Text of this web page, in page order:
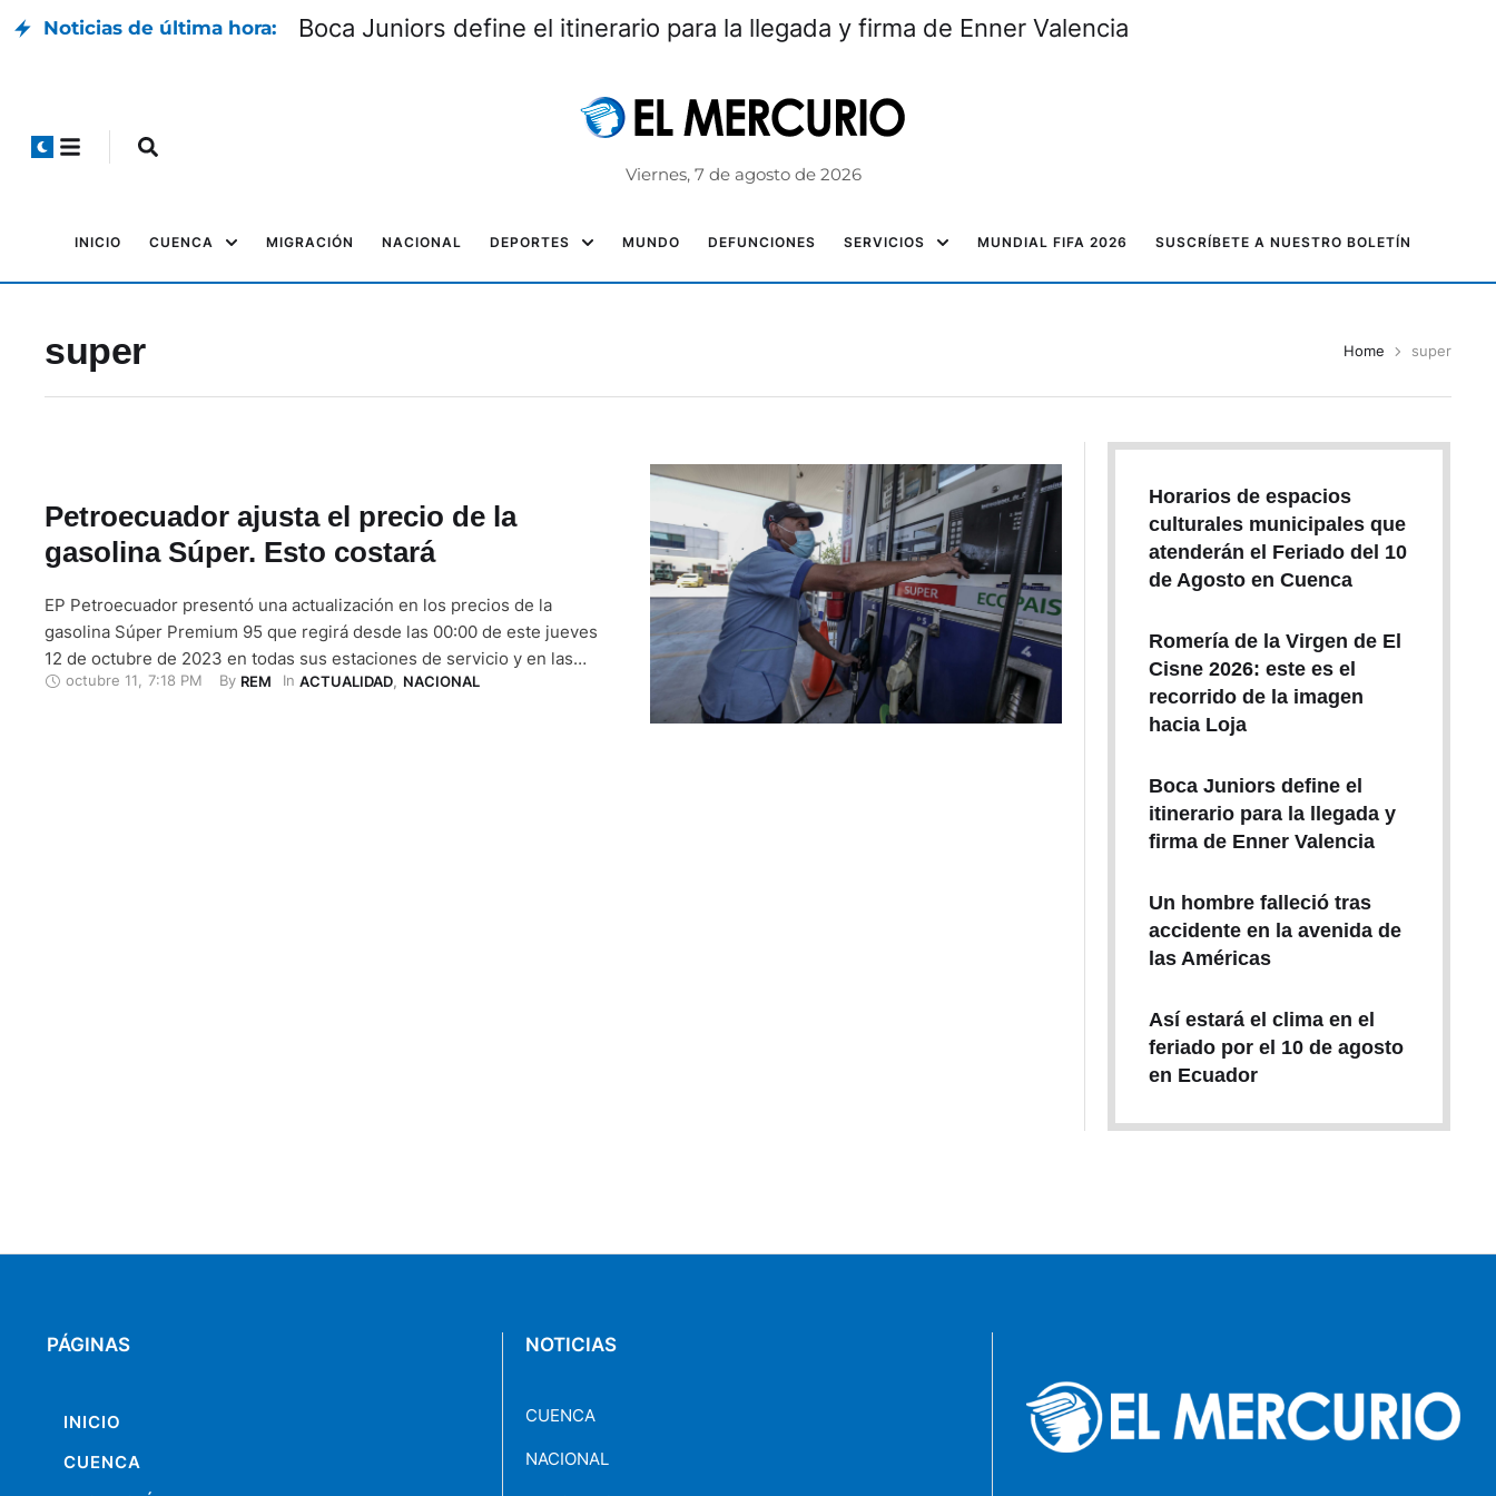
Noticias de última hora: Boca Juniors define el itinerario para la llegada y firma de Enner Valencia
Viernes, 7 de agosto de 2026
INICIO CUENCA MIGRACIÓN NACIONAL DEPORTES MUNDO DEFUNCIONES SERVICIOS MUNDIAL FIFA 2026 SUSCRÍBETE A NUESTRO BOLETÍN
super Home super
Petroecuador ajusta el precio de la
gasolina Súper. Esto costará
EP Petroecuador presentó una actualización en los precios de la
gasolina Súper Premium 95 que regirá desde las 00:00 de este jueves
12 de octubre de 2023 en todas sus estaciones de servicio y en las
afiliadas. Según el nuevo esquema, el costo sugerido para este
octubre 11 7:18 PM By REM In ACTUALIDAD, NACIONAL
Horarios de espacios
culturales municipales que
atenderán el Feriado del 10
de Agosto en Cuenca
Romería de la Virgen de El
Cisne 2026: este es el
recorrido de la imagen
hacia Loja
Boca Juniors define el
itinerario para la llegada y
firma de Enner Valencia
Un hombre falleció tras
accidente en la avenida de
las Américas
Así estará el clima en el
feriado por el 10 de agosto
en Ecuador
PÁGINAS
INICIO
CUENCA
NOTICIAS
CUENCA
NACIONAL